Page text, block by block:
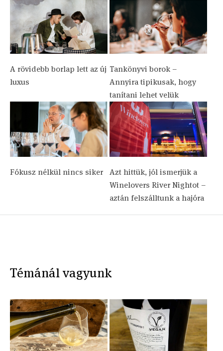
A rövidebb borlap lett az új
luxus
Tankönyvi borok –
Annyira tipikusak, hogy
tanítani lehet velük
Fókusz nélkül nincs siker
Azt hittük, jól ismerjük a
Winelovers River Nightot –
aztán felszálltunk a hajóra
Témánál vagyunk